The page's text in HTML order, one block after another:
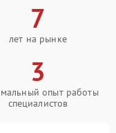
7
лет на рынке
3
опыт работы
специалистов